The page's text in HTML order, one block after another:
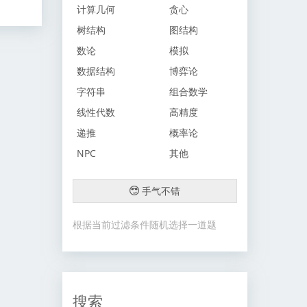
计算几何
贪心
树结构
图结构
数论
模拟
数据结构
博弈论
字符串
组合数学
线性代数
高精度
递推
概率论
NPC
其他
手气不错
根据当前过滤条件随机选择一道题
搜索